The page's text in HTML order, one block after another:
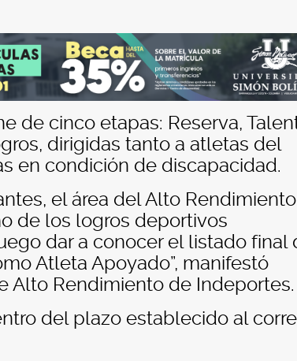
de cinco etapas: Reserva,
dirigidas tanto a atletas del
en condición de discapacidad.
el área del Alto
de los logros deportivos
dar a conocer el listado final
Atleta Apoyado”, manifestó
Alto Rendimiento de Indeportes.
del plazo establecido al